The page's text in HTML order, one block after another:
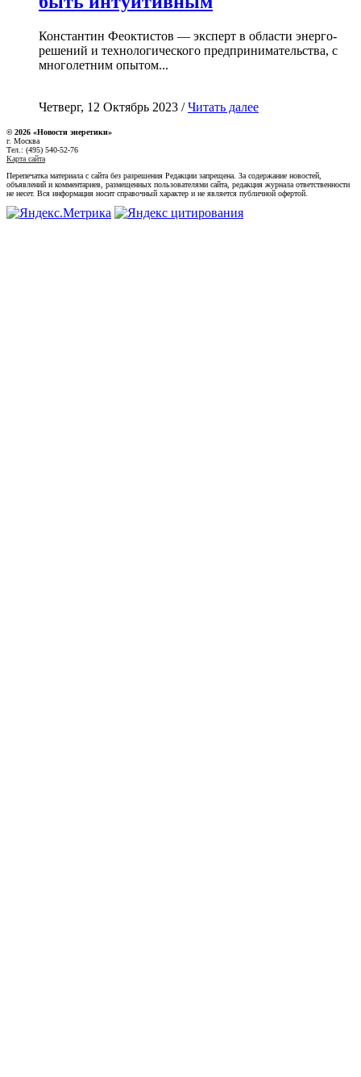
Константин Феоктистов — эксперт в области энерго-
решений и технологического предпринимательства, с
многолетним опытом...
Четверг, 12 Октябрь 2023 /Читать далее
© 2026 «Новости энеретики»
г. Москва
Тел.: (495) 540-52-76
Карта сайта
Перепечатка материала с сайта без разрешения Редакции запрещена. За содержание новостей,
объявлений и комментариев, размещенных пользователями сайта, редакция журнала ответственности
не несет. Вся информация носит справочный характер и не является публичной офертой.